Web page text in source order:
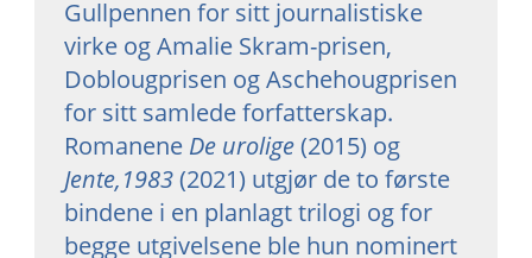
Gullpennen for sitt journalistiske
virke og Amalie Skram-prisen,
Doblougprisen og Aschehougprisen
for sitt samlede forfatterskap.
Romanene De urolige(2015) og
Jente,1983(2021) utgjør de to første
bindene i en planlagt trilogi og for
begge utgivelsene ble hun nominert